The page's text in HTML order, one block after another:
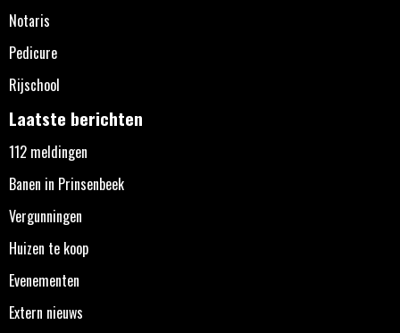
Notaris
Pedicure
Rijschool
Laatste berichten
112 meldingen
Banen in Prinsenbeek
Vergunningen
Huizen te koop
Evenementen
Extern nieuws